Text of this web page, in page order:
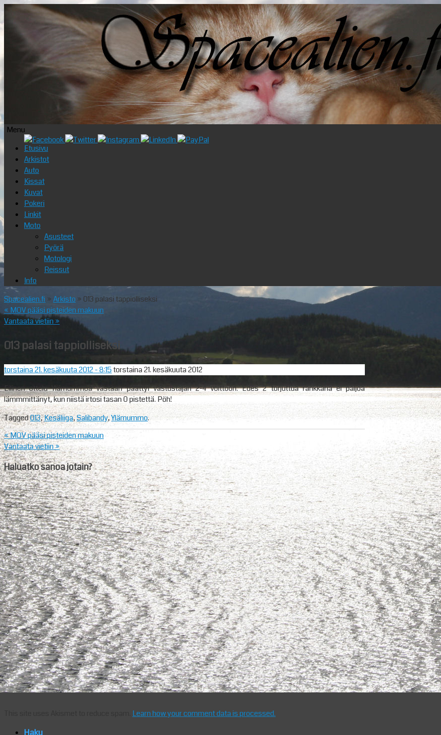
Menu
Skip
content
Etusivu
Arkistot
Auto
Kissat
Kuvat
Pokeri
Linkit
Moto
Asusteet
Pyörä
Motologi
Reissut
Info
Spacealien.fi »Arkisto » 013 palasi tappiolliseksi
« MOV pääsi pisteiden makuun
Vantaata vietiin»
013 palasi tappiolliseksi
torstaina 21. kesäkuuta 2012- 8:15torstaina 21. kesäkuuta 2012
Eilinen ottelu Ylämummoa vastaan päättyi vastustajan 2-4 voittoon. Edes 2 torjuttua rankkaria ei paljoa
lämmmittänyt, kun niistä irtosi tasan 0 pistettä. Pöh!
Tagged013,Kesäliiga,Salibandy,Ylämummo.
«MOV pääsi pisteiden makuun
Vantaata vietiin»
Haluatko sanoa jotain?
Learn how your comment data is processed.